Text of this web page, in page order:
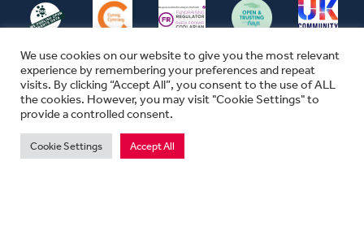
© CFW 2026 ALL RIGHTS RESERVED
FOUNDATION IN WALES
MAE SEFYDLIAD CYMUNEDOL CYMRU YN ELUSEN GOFRESTREDIG YN
We use cookies on our website to give you the most relevant
experience by remembering your preferences and repeat
visits. By clicking “Accept All”, you consent to the use of ALL
the cookies. However, you may visit "Cookie Settings" to
provide a controlled consent.
Cookie Settings Accept All